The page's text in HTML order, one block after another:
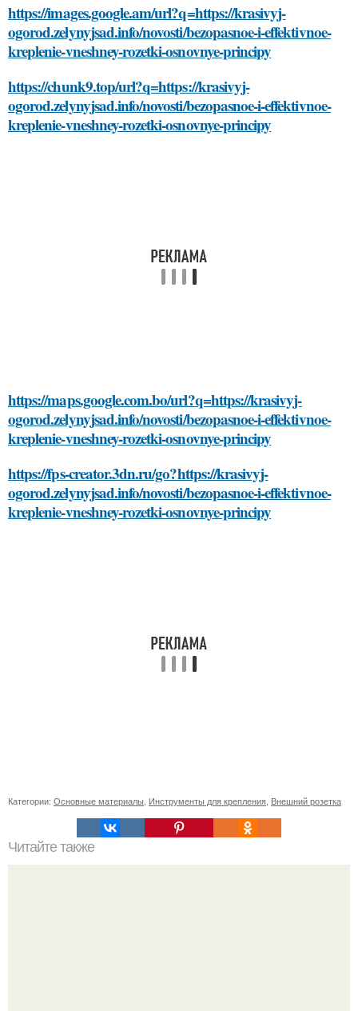
https://images.google.am/url?q=https://krasivyj-
ogorod.zelynyjsad.info/novosti/bezopasnoe-i-effektivnoe-
kreplenie-vneshney-rozetki-osnovnye-principy
https://chunk9.top/url?q=https://krasivyj-
ogorod.zelynyjsad.info/novosti/bezopasnoe-i-effektivnoe-
kreplenie-vneshney-rozetki-osnovnye-principy
https://maps.google.com.bo/url?q=https://krasivyj-
ogorod.zelynyjsad.info/novosti/bezopasnoe-i-effektivnoe-
kreplenie-vneshney-rozetki-osnovnye-principy
https://fps-creator.3dn.ru/go?https://krasivyj-
ogorod.zelynyjsad.info/novosti/bezopasnoe-i-effektivnoe-
kreplenie-vneshney-rozetki-osnovnye-principy
Категории: Основные материалы Инструменты для крепления Внешний розетка
Читайте также